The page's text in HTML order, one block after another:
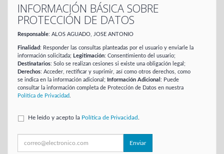
INFORMACIÓN BÁSICA SOBRE
PROTECCIÓN DE DATOS
Responsable: ALOS AGUADO, JOSE ANTONIO
Finalidad: Responder las consultas planteadas por el usuario y enviarle la
información solicitada; Legitimación: Consentimiento del usuario;
Destinatarios: Solo se realizan cesiones si existe una obligación legal;
Derechos: Acceder, rectificar y suprimir, así como otros derechos, como
se indica en la información adicional;
Información Adicional : Puede
consultar la información completa de Protección de Datos en nuestra
Política de Privacidad
He leído y acepto la Política de Privacidad
Enviar